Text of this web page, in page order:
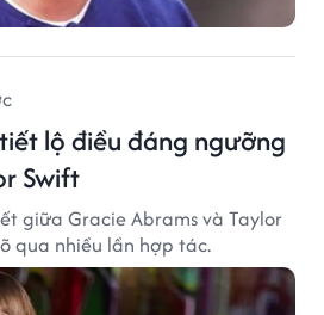
lộ điều đáng ngưỡng
Swift
giữa Gracie Abrams và Taylor
qua nhiều lần hợp tác.